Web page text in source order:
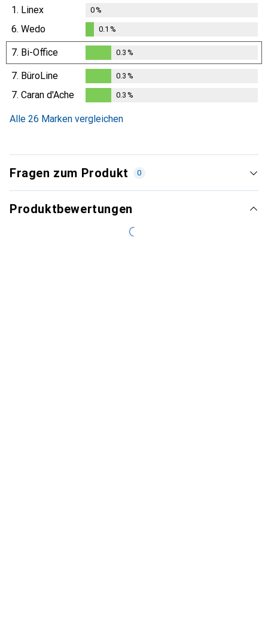
1. Linex 0%
6. Wedo
0.1%
0.1 %
7. Bi-Office
0.3%
0.3 %
7. BüroLine
0.3%
0.3 %
7. Caran d'Ache 0.3 %
Alle 26 Marken vergleichen
Fragen zum Produkt 0
Produktbewertungen